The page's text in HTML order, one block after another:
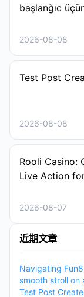
başlanğıc
2026-08-08
Test Post
2026-08-08
Rooli Casino:
Live Action
2026-08-07
近期文章
Navigating
smooth stroll on
Test Post